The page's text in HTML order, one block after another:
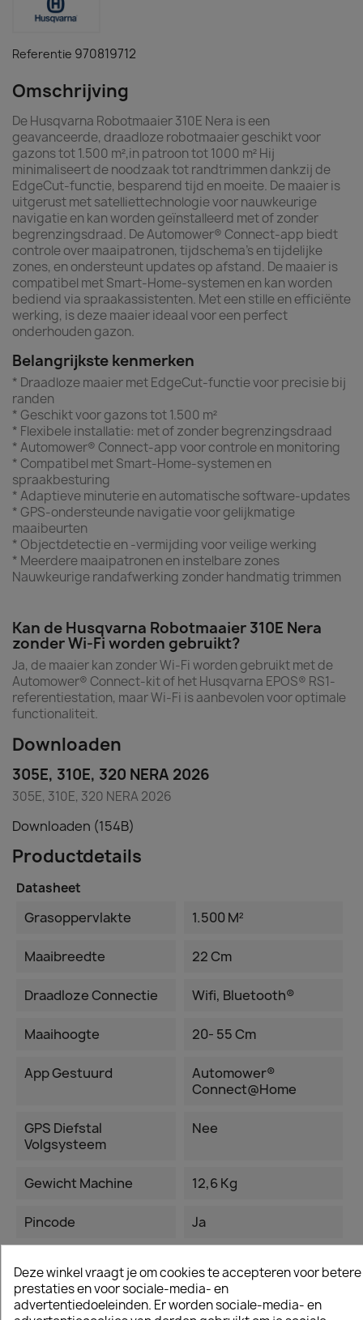
Referentie 970819712
Omschrijving
De Husqvarna Robotmaaier 310E Nera is een
geavanceerde, draadloze robotmaaier geschikt voor
gazons tot 1.500 m²,in patroon tot 1000 m² Hij
minimaliseert de noodzaak tot randtrimmen dankzij de
EdgeCut-functie, besparend tijd en moeite. De maaier is
uitgerust met satelliettechnologie voor nauwkeurige
navigatie en kan worden geïnstalleerd met of zonder
begrenzingsdraad. De Automower® Connect-app biedt
controle over maaipatronen, tijdschema's en tijdelijke
zones, en ondersteunt updates op afstand. De maaier is
compatibel met Smart-Home-systemen en kan worden
bediend via spraakassistenten. Met een stille en efficiënte
werking, is deze maaier ideaal voor een perfect
onderhouden gazon.
Belangrijkste kenmerken
* Draadloze maaier met EdgeCut-functie voor precisie bij
randen
* Geschikt voor gazons tot 1.500 m²
* Flexibele installatie: met of zonder begrenzingsdraad
* Automower® Connect-app voor controle en monitoring
* Compatibel met Smart-Home-systemen en
spraakbesturing
* Adaptieve minuterie en automatische software-updates
* GPS-ondersteunde navigatie voor gelijkmatige
maaibeurten
* Objectdetectie en -vermijding voor veilige werking
* Meerdere maaipatronen en instelbare zones
Nauwkeurige randafwerking zonder handmatig trimmen
Kan de Husqvarna Robotmaaier 310E Nera
zonder Wi-Fi worden gebruikt?
Ja, de maaier kan zonder Wi-Fi worden gebruikt met de
Automower® Connect-kit of het Husqvarna EPOS® RS1-
referentiestation, maar Wi-Fi is aanbevolen voor optimale
functionaliteit.
Downloaden
305E, 310E, 320 NERA 2026
305E, 310E, 320 NERA 2026
Downloaden (154B)
Productdetails
Datasheet
Grasoppervlakte 1.500 M²
Maaibreedte 22 Cm
Draadloze Connectie Wifi, Bluetooth®
Maaihoogte 20- 55 Cm
App Gestuurd
Automower®
Connect@Home
GPS Diefstal
Volgsysteem
Nee
Gewicht Machine 12,6 Kg
Pincode Ja
Hefsensor Ja
Deze winkel vraagt je om cookies te accepteren voor betere
prestaties en voor sociale-media- en
advertentiedoeleinden. Er worden sociale-media- en